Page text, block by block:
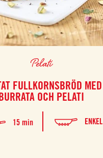
Pelati
FULLKORNSBRÖD MED
OCH PELATI
15 min ENKEL